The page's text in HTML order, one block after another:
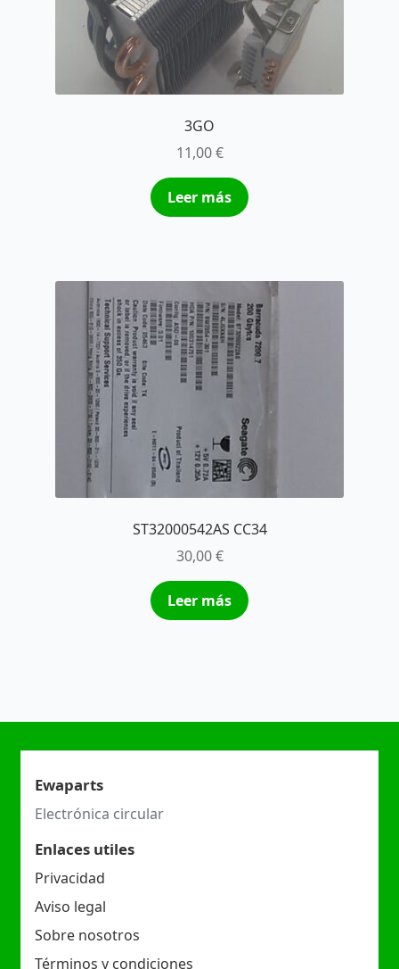
3GO
11,00€
Leer más
ST32000542AS CC34
30,00€
Leer más
Ewaparts
Electrónica circular
Enlaces utiles
Privacidad
Aviso legal
Sobre nosotros
Términos y condiciones